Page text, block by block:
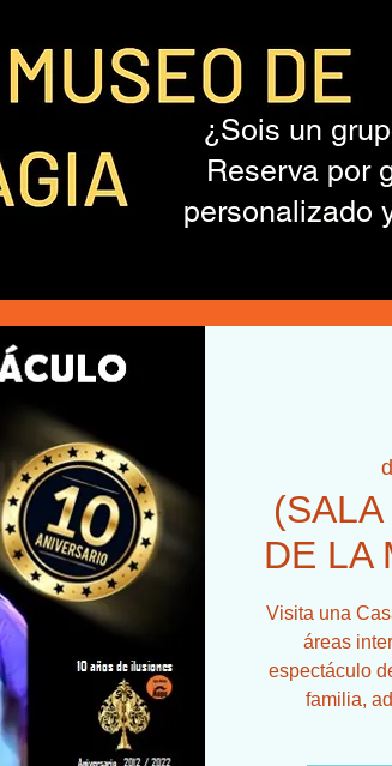
¿Sois un
Reserva por
personalizado
DE LA
Visita una
áreas
espectáculo
familia,